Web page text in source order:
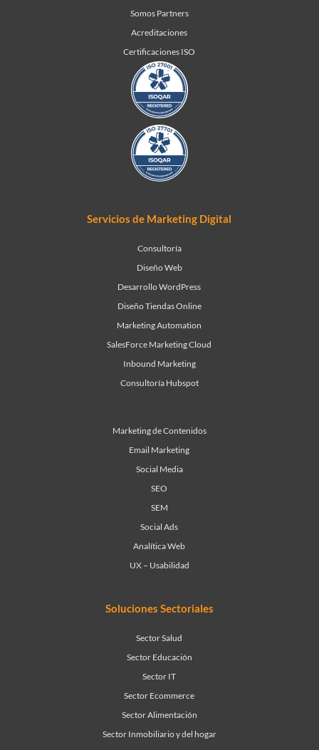
Somos Partners
Acreditaciones
Certificaciones ISO
Servicios de Marketing Digital
Consultoría
Diseño Web
Desarrollo WordPress
Diseño Tiendas Online
Marketing Automation
SalesForce Marketing Cloud
Inbound Marketing
Consultoría Hubspot
Marketing de Contenidos
Email Marketing
Social Media
SEO
SEM
Social Ads
Analítica Web
UX – Usabilidad
Soluciones Sectoriales
Sector Salud
Sector Educación
Sector IT
Sector Ecommerce
Sector Alimentación
Sector Inmobiliario y del hogar